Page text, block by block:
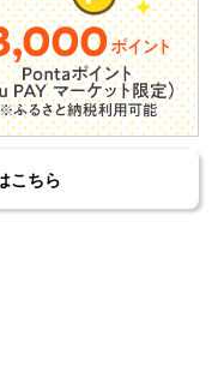
こちら